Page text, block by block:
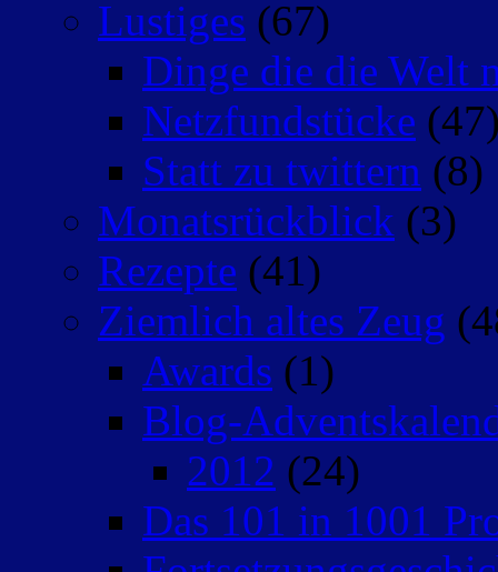
Lustiges (67)
Dinge die die Welt
Netzfundstücke
Statt zu twittern (8)
Monatsrückblick (3)
Rezepte (41)
Ziemlich altes Zeug
Awards (1)
Blog-
2012 (24)
Das 101 in 1001